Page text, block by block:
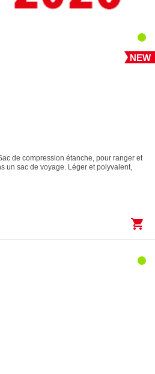
NEW
de compression étanche, pour ranger et
un sac de voyage. Léger et polyvalent,
shopping_cart